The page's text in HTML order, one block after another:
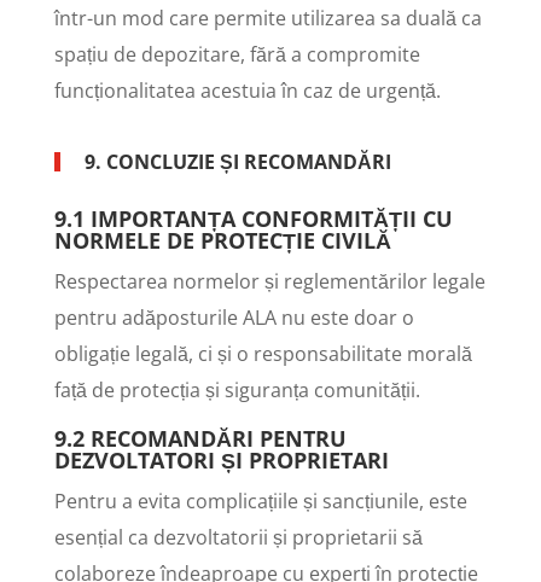
într-un mod care permite utilizarea sa duală ca
spațiu de depozitare, fără a compromite
funcționalitatea acestuia în caz de urgență.
9. CONCLUZIE ȘI RECOMANDĂRI
9.1 IMPORTANȚA CONFORMITĂȚII CU
NORMELE DE PROTECȚIE CIVILĂ
Respectarea normelor și reglementărilor legale
pentru adăposturile ALA nu este doar o
obligație legală, ci și o responsabilitate morală
față de protecția și siguranța comunității.
9.2 RECOMANDĂRI PENTRU
DEZVOLTATORI ȘI PROPRIETARI
Pentru a evita complicațiile și sancțiunile, este
esențial ca dezvoltatorii și proprietarii să
colaboreze îndeaproape cu experți în protecție